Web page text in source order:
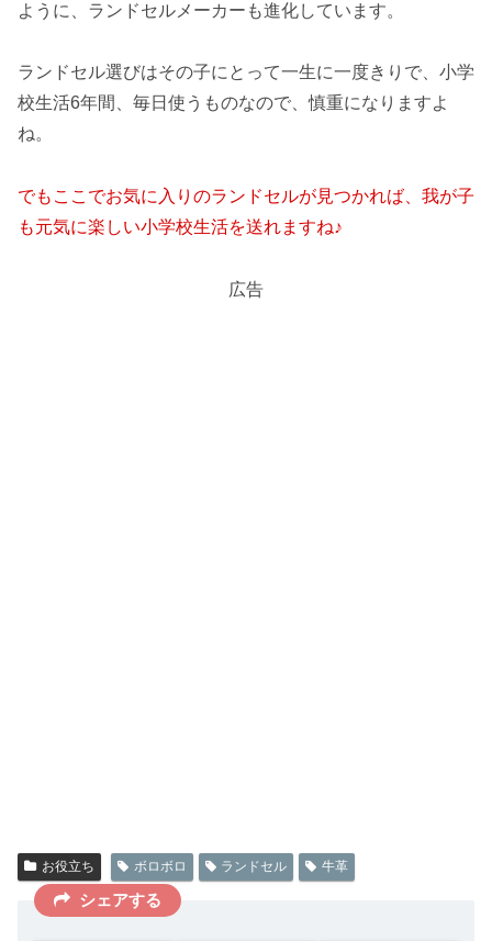
ように、ランドセルメーカーも進化しています。
ランドセル選びはその子にとって一生に一度きりで、小学
校生活6年間、毎日使うものなので、慎重になりますよ
ね。
でもここでお気に入りのランドセルが見つかれば、我が子
も元気に楽しい小学校生活を送れますね♪
広告
お役立ち ボロボロ ランドセル 牛革
シェアする